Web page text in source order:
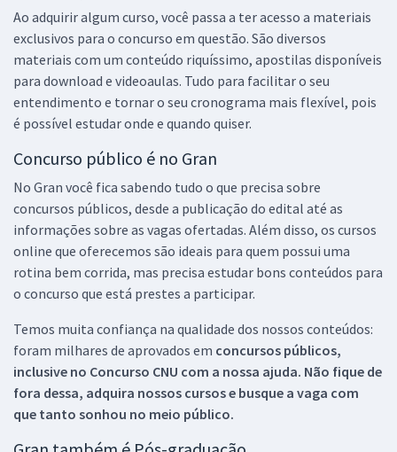
Ao adquirir algum curso, você passa a ter acesso a materiais
exclusivos para o concurso em questão. São diversos
materiais com um conteúdo riquíssimo, apostilas disponíveis
para download e videoaulas. Tudo para facilitar o seu
entendimento e tornar o seu cronograma mais flexível, pois
é possível estudar onde e quando quiser.
Concurso público é no Gran
No Gran você fica sabendo tudo o que precisa sobre
concursos públicos, desde a publicação do edital até as
informações sobre as vagas ofertadas. Além disso, os cursos
online que oferecemos são ideais para quem possui uma
rotina bem corrida, mas precisa estudar bons conteúdos para
o concurso que está prestes a participar.
Temos muita confiança na qualidade dos nossos conteúdos:
foram milhares de aprovados em concursos públicos,
inclusive no Concurso CNU com a nossa ajuda. Não fique de
fora dessa, adquira nossos cursos e busque a vaga com
que tanto sonhou no meio público.